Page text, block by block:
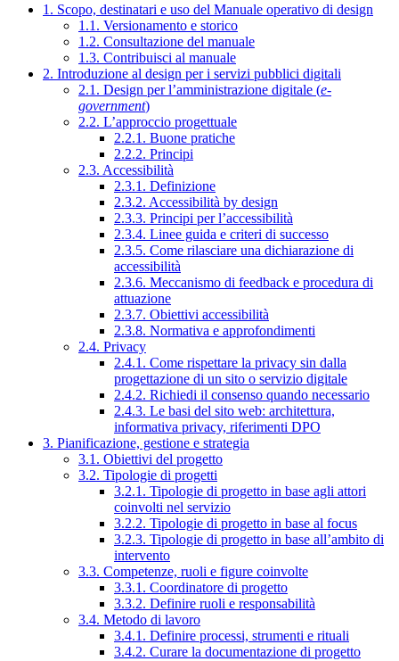
1. Scopo, destinatari e uso del Manuale operativo di design
1.1. Versionamento e storico
1.2. Consultazione del manuale
1.3. Contribuisci al manuale
2. Introduzione al design per i servizi pubblici digitali
2.1. Design per l’amministrazione digitale (e-
government)
2.2. L’approccio progettuale
2.2.1. Buone pratiche
2.2.2. Principi
2.3. Accessibilità
2.3.1. Definizione
2.3.2. Accessibilità by design
2.3.3. Principi per l’accessibilità
2.3.4. Linee guida e criteri di successo
2.3.5. Come rilasciare una dichiarazione di
accessibilità
2.3.6. Meccanismo di feedback e procedura di
attuazione
2.3.7. Obiettivi accessibilità
2.3.8. Normativa e approfondimenti
2.4. Privacy
2.4.1. Come rispettare la privacy sin dalla
progettazione di un sito o servizio digitale
2.4.2. Richiedi il consenso quando necessario
2.4.3. Le basi del sito web: architettura,
informativa privacy, riferimenti DPO
3. Pianificazione, gestione e strategia
3.1. Obiettivi del progetto
3.2. Tipologie di progetti
3.2.1. Tipologie di progetto in base agli attori
coinvolti nel servizio
3.2.2. Tipologie di progetto in base al focus
3.2.3. Tipologie di progetto in base all’ambito di
intervento
3.3. Competenze, ruoli e figure coinvolte
3.3.1. Coordinatore di progetto
3.3.2. Definire ruoli e responsabilità
3.4. Metodo di lavoro
3.4.1. Definire processi, strumenti e rituali
3.4.2. Curare la documentazione di progetto